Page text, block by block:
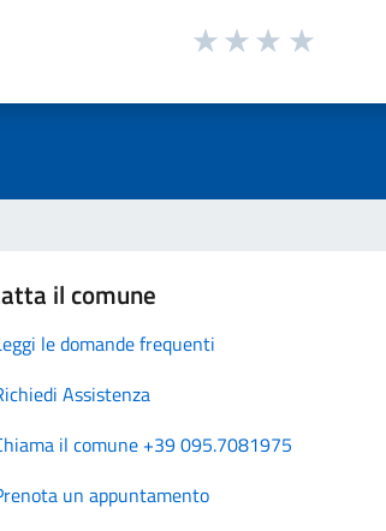
il comune
le domande frequenti
Assistenza
il comune +39 095.7081975
un appuntamento